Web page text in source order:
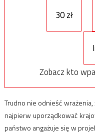
30 zł
Zobacz kto
Trudno nie odnieść
najpierw uporządkować
państwo angażuje się w